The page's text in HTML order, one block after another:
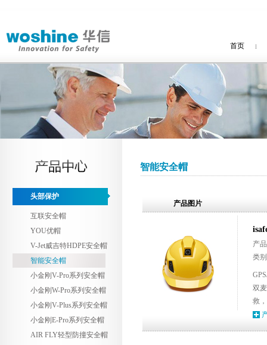
首页
头部保护
互联安全帽
YOU优帽
V-Jet威吉特HDPE安全帽
智能安全帽
小金刚V-Pro系列安全帽
小金刚W-Pro系列安全帽
小金刚V-Plus系列安全帽
小金刚E-Pro系列安全帽
AIR FLY轻型防撞安全帽
智能安全帽
产品图片
产
类
双
救